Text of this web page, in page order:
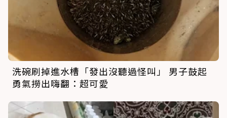
洗碗刷掉進水槽「發出沒聽過怪叫」 男子鼓起
勇氣撈出嗨翻：超可愛